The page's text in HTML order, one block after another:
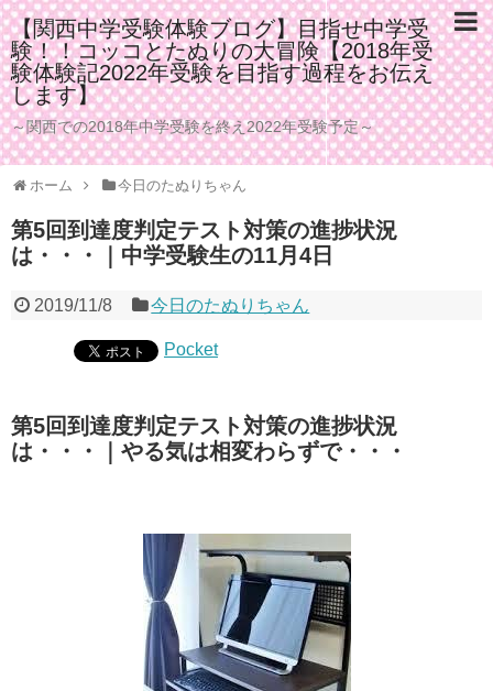
【関西中学受験体験ブログ】目指せ中学受
験！！コッコとたぬりの大冒険【2018年受
験体験記2022年受験を目指す過程をお伝え
します】
～関西での2018年中学受験を終え2022年受験予定～
ホーム 今日のたぬりちゃん
第5回到達度判定テスト対策の進捗状況
は・・・｜中学受験生の11月4日
2019/11/8 今日のたぬりちゃん
Pocket
第5回到達度判定テスト対策の進捗状況
は・・・｜やる気は相変わらずで・・・